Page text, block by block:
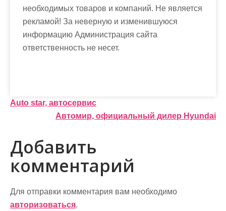
необходимых товаров и компаний. Не является
рекламой! За неверную и изменившуюся
информацию Администрация сайта
ответственность не несет.
Н
в
и
г
а
Auto star, автосервис
Автомир, официальный дилер Hyundai
Добавить
комментарий
Для отправки комментария вам необходимо
авторизоваться.